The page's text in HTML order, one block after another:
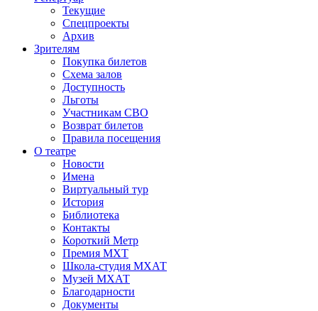
Текущие
Спецпроекты
Архив
Зрителям
Покупка билетов
Схема залов
Доступность
Льготы
Участникам СВО
Возврат билетов
Правила посещения
О театре
Новости
Имена
Виртуальный тур
История
Библиотека
Контакты
Короткий Метр
Премия МХТ
Школа-студия МХАТ
Музей МХАТ
Благодарности
Документы